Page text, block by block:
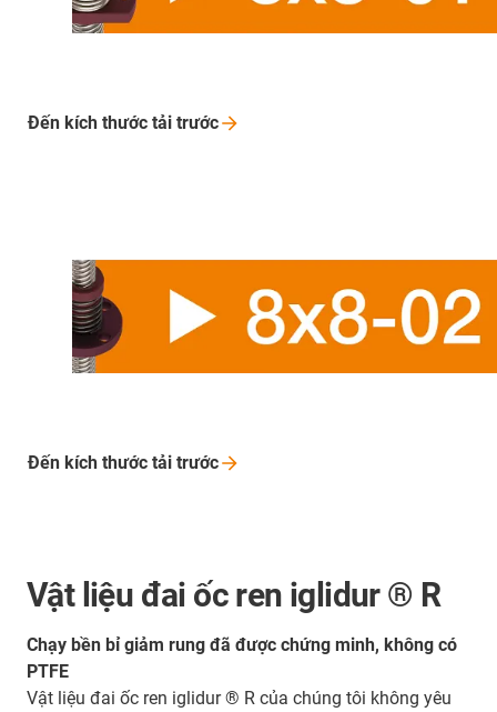
Đến kích thước tải trước
Đến kích thước tải trước
Vật liệu đai ốc ren iglidur ® R
Chạy bền bỉ giảm rung đã được chứng minh, không có
PTFE
Vật liệu đai ốc ren iglidur ® R của chúng tôi không yêu